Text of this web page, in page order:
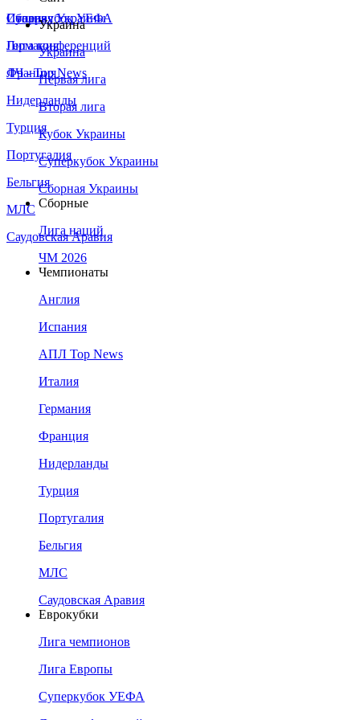
Сборная Украины
Италия
Германия
Франция
Нидерланды
Турция
Португалия
Бельгия
МЛС
Саудовская Аравия
Суперкубок УЕФА
Лига конференций
ЛЧ - Top News
Украина
Украина
Первая лига
Вторая лига
Кубок Украины
Суперкубок Украины
Сборная Украины
Сборные
Лига наций
ЧМ 2026
Чемпионаты
Англия
Испания
АПЛ Top News
Италия
Германия
Франция
Нидерланды
Турция
Португалия
Бельгия
МЛС
Саудовская Аравия
Еврокубки
Лига чемпионов
Лига Европы
Суперкубок УЕФА